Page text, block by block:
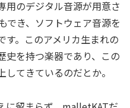
用のデジタル音源が用意さ
でき、ソフトウェア音源を
す。このアメリカ生まれの
を持つ楽器であり、この
てきているのだとか。